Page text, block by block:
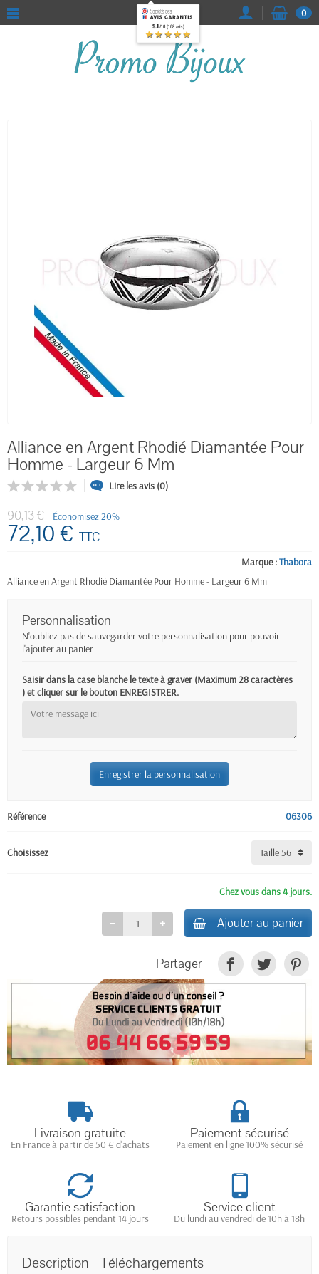
0
Alliance en Argent Rhodié Diamantée Pour
Homme - Largeur 6 Mm
Lire les avis (0)
Marque :Thabora
90,13 € Économisez 20%
72,10 € TTC
Alliance en Argent Rhodié Diamantée Pour Homme - Largeur 6 Mm
Personnalisation
N'oubliez pas de sauvegarder votre personnalisation pour pouvoir
l'ajouter au panier
Saisir dans la case blanche le texte à graver (Maximum 28 caractères
) et cliquer sur le bouton ENREGISTRER.
Enregistrer la personnalisation
Référence 06306
Choisissez
Chez vous dans 4 jours.
Ajouter au panier
Partager
Livraison gratuite
En France à partir de 50 € d'achats
Paiement sécurisé
Paiement en ligne 100% sécurisé
Garantie satisfaction
Retours possibles pendant 14 jours
Service client
Du lundi au vendredi de 10h à 18h
Description Téléchargements
9.1/10 (108 avis)
★★★★★